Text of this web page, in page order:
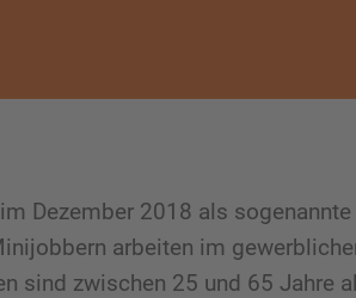
Dezember 2018 als
arbeiten im
sind zwischen 25 und 65 Jahre